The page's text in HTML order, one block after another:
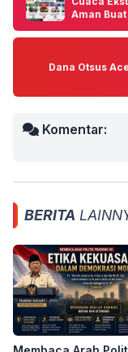
Aman
Dana Otsus
Komentar:
BERITA